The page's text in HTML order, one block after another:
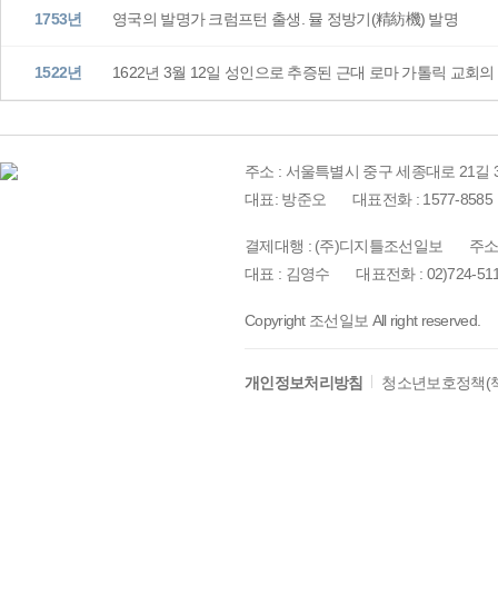
1753년 영국의 발명가 크럼프턴 출생. 뮬 정방기(精紡機) 발명
1522년 1622년 3월 12일 성인으로 추증된 근대 로마 가톨릭 교회
주소 : 서울특별시 중구 세종대로 21길
대표: 방준오
대표전화 : 1577-8585
결제대행 : (주)디지틀조선일보
주
대표 : 김영수
대표전화 : 02)724-
Copyright 조선일보 All right reserved.
개인정보처리방침 청소년보호정책(